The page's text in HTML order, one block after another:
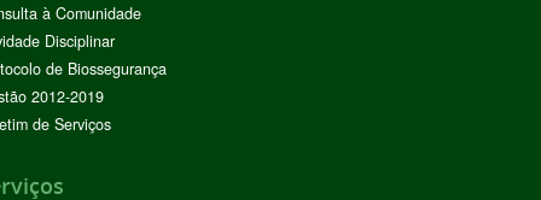
à Comunidade
Disciplinar
de Biossegurança
2012-2019
de Serviços